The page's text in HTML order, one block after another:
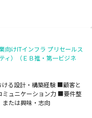
向けITインフラ プリセールス
ィ）（ＥＢ推・第一ビジネ
る設計・構築経験 ■顧客と
ミュニケーション力 ■要件整
または興味・志向